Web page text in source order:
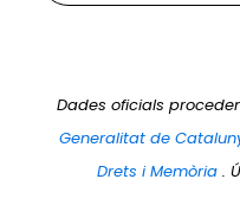
Dades oficials
Generalitat de
Drets i Memòria .